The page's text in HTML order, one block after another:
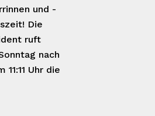
und -
Die
ruft
nach
Uhr die